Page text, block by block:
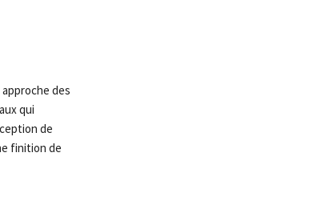
des
qui
de
finition de